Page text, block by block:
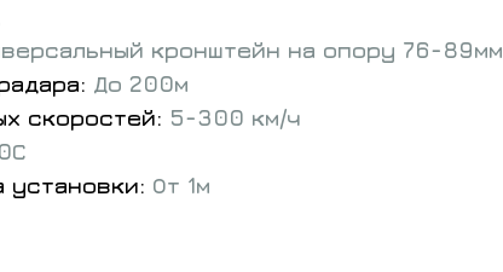
кронштейн на опору 76-89мм
До 200м
скоростей: 5-300 км/ч
установки: От 1м